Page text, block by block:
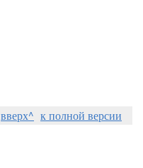
вверх^ к полной версии